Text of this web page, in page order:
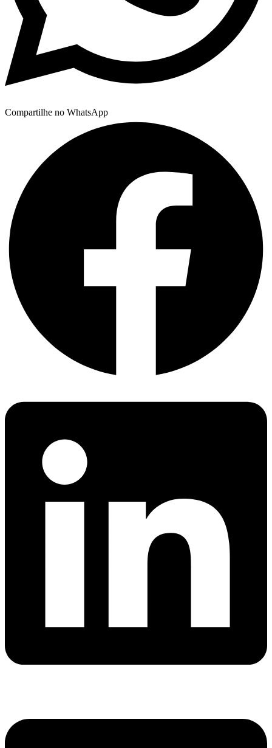
Compartilhe no WhatsApp